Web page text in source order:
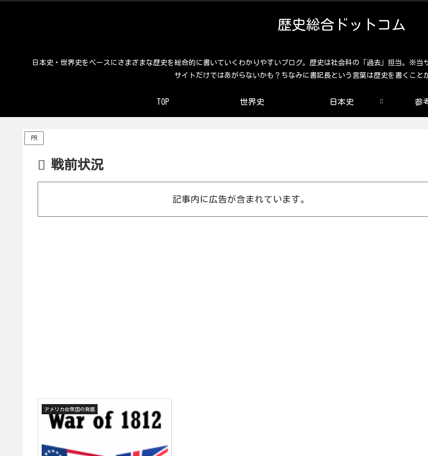
歴史総合ドットコム
日本史・世界史をベースにさまざまな歴史を総合的に書いていくわかりやすいブログ。歴史は社会科の「過去」担当。※
サイトだけではあがらないかも？ちなみに書記長という言葉は歴史を書くこと
TOP 世界史 日本史 参
PR
戦前状況
記事内に広告が含まれています。
アメリカ合衆国の発展